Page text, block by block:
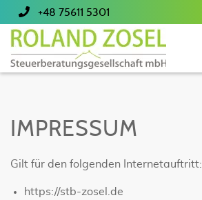
+48 75611 5301
IMPRESSUM
Gilt für den folgenden Internetauftritt:
https://stb-zosel.de